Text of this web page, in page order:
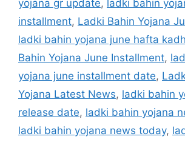
yojana gr update, ladki bahin
installment, Ladki Bahin Yojana
ladki bahin yojana june hafta
Bahin Yojana June Installment,
yojana june installment date,
Yojana Latest News, ladki bahin
release date, ladki bahin yojana
ladki bahin yojana news today,